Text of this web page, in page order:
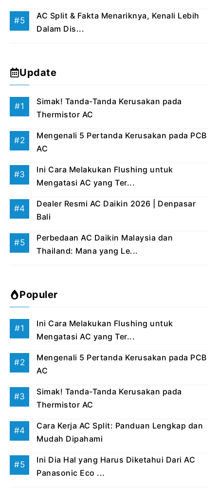
AC Split & Fakta Menariknya, Kenali Lebih
Dalam Dis...
Update
Simak! Tanda-Tanda Kerusakan pada
Thermistor AC
Mengenali 5 Pertanda Kerusakan pada PCB
AC
Ini Cara Melakukan Flushing untuk
Mengatasi AC yang Ter...
Dealer Resmi AC Daikin 2026 | Denpasar
Bali
Perbedaan AC Daikin Malaysia dan
Thailand: Mana yang Le...
Populer
Ini Cara Melakukan Flushing untuk
Mengatasi AC yang Ter...
Mengenali 5 Pertanda Kerusakan pada PCB
AC
Simak! Tanda-Tanda Kerusakan pada
Thermistor AC
Cara Kerja AC Split: Panduan Lengkap dan
Mudah Dipahami
Ini Dia Hal yang Harus Diketahui Dari AC
Panasonic Eco ...